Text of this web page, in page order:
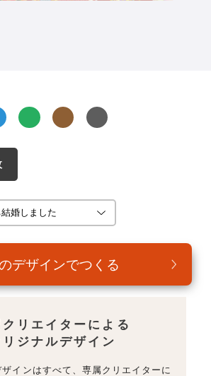
リエイターによる
リジナルデザイン
インはすべて、専属クリエイターに